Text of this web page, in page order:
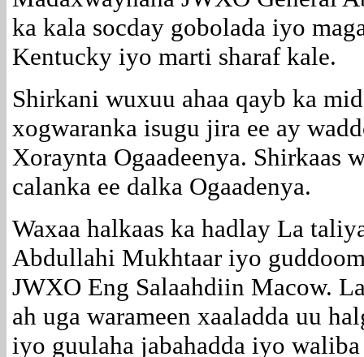
ka kala socday gobolada iyo
Kentucky iyo marti sharaf kale.
Shirkani wuxuu ahaa qayb ka
xogwaranka isugu jira ee ay
Xoraynta Ogaadeenya. Shirkaas
calanka ee dalka Ogaadenya.
Waxaa halkaas ka hadlay La
Abdullahi Mukhtaar iyo
JWXO Eng Salaahdiin Macow.
ah uga warameen xaaladda uu
iyo guulaha jabahadda iyo